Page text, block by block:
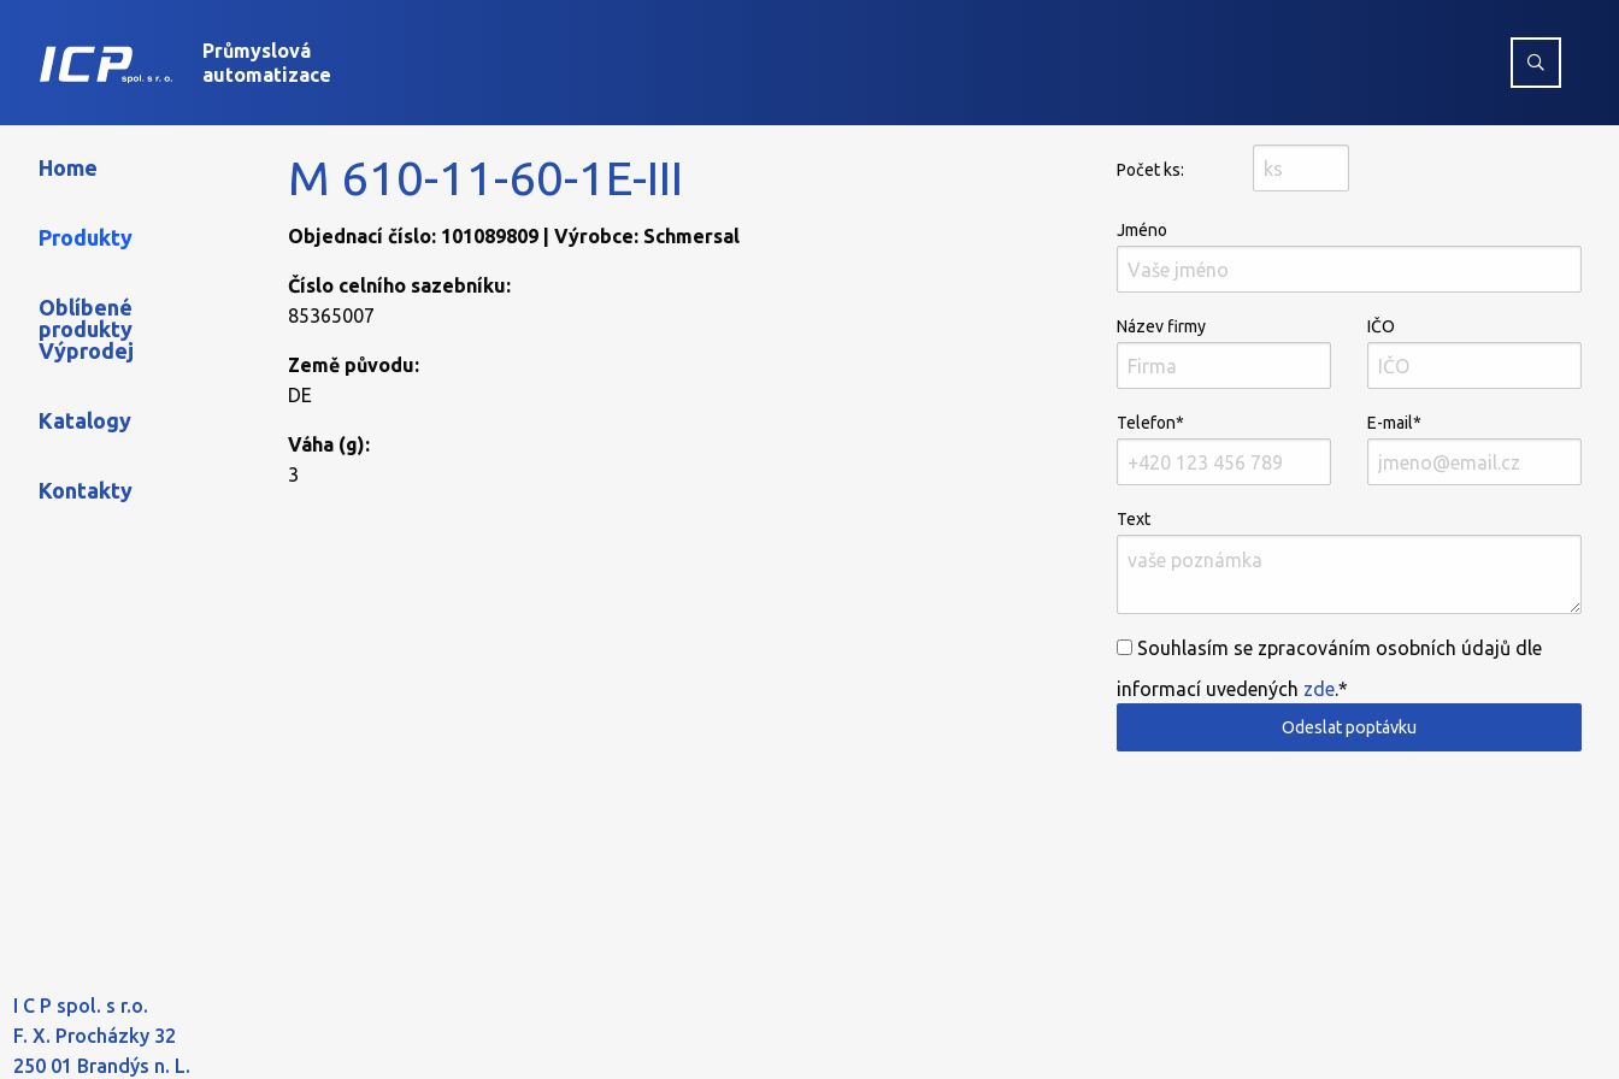
Průmyslová
automatizace
Home
Produkty
Oblíbené
produkty
Výprodej
Katalogy
Kontakty
I C P spol. s r.o.
F. X. Procházky 32
250 01 Brandýs n. L.
M 610-11-60-1E-III
Objednací číslo: 101089809 | Výrobce: Schmersal
Číslo celního sazebníku:
85365007
Země původu:
DE
Váha (g):
3
Počet ks:
Jméno
Název firmy IČO
Telefon* E-mail*
Text
Souhlasím se zpracováním osobních údajů dle
informací uvedených zde.*